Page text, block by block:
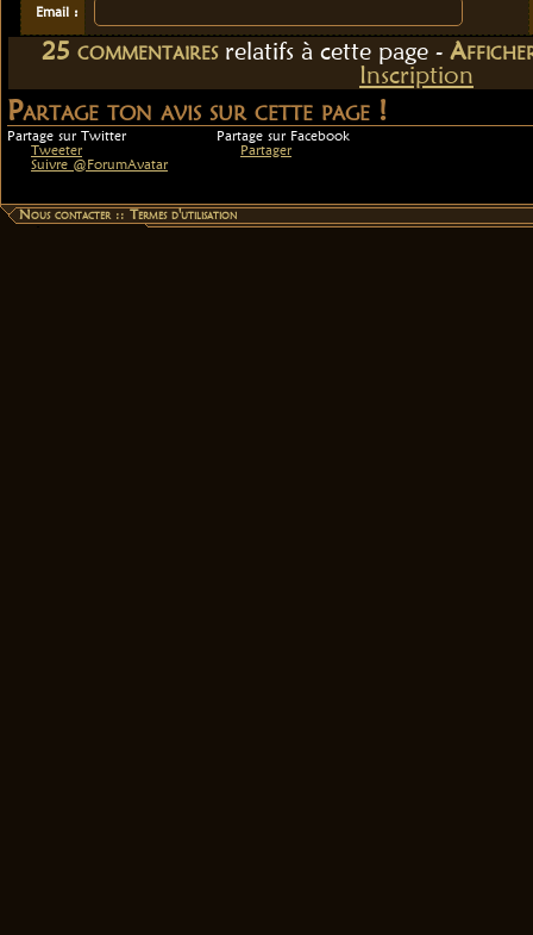
Email :
25 commentairesrelatifsà cette page -
Inscription
Partage ton avis sur cette page !
Partage sur Twitter
Partage sur Facebook
Tweeter
Suivre @ForumAvatar
Partager
Nous contacter::Termes d'utilisation